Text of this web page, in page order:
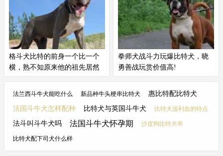
两岁才发育完全。那牛头梗有什么
饲养的方法才能让它更好发育完全
呢？还有饲养它需注意什么事项？
朋友们也不用太过担心，下面小编
会为你分享一些牛头梗饲养的相关
知识，一起来看看吧！
也是他们最吸引人的性格特点。牛
头梗是聪明伶俐、欢快活泼、勇敢
自信、充满好奇心、敏感和滑稽有
趣的犬种。牛头梗特别热爱主人和
家庭，渴望主人和家人的陪伴与关
爱，更渴望参与有主人陪伴的活
动...
横，熟不知原来他的祖先居然
是敖犬
相信众多养狗狗的捡屎官一听到狗
的感觉，那么很多人会去想这个让
人让狗都闻风丧胆的斗犬是先天就
勇善战玩赏价值高!
导读：经常在网上看到藏獒被比特
克星它的名字叫做拳师犬。 拳师
法兰西斗牛犬能吃什么 新品种牛头梗串比特犬
惠比特配比特犬
法国斗牛犬怎样配种